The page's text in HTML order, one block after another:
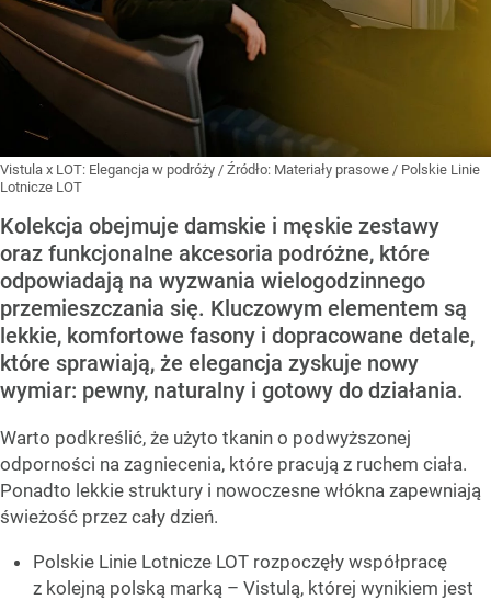
Vistula x LOT: Elegancja w podróży / Źródło: Materiały prasowe / Polskie Linie
Lotnicze LOT
Kolekcja obejmuje damskie i męskie zestawy
oraz funkcjonalne akcesoria podróżne, które
odpowiadają na wyzwania wielogodzinnego
przemieszczania się. Kluczowym elementem są
lekkie, komfortowe fasony i dopracowane detale,
które sprawiają, że elegancja zyskuje nowy
wymiar: pewny, naturalny i gotowy do działania.
Warto podkreślić, że użyto tkanin o podwyższonej
odporności na zagniecenia, które pracują z ruchem ciała.
Ponadto lekkie struktury i nowoczesne włókna zapewniają
świeżość przez cały dzień.
Polskie Linie Lotnicze LOT rozpoczęły współpracę
z kolejną polską marką – Vistulą, której wynikiem jest